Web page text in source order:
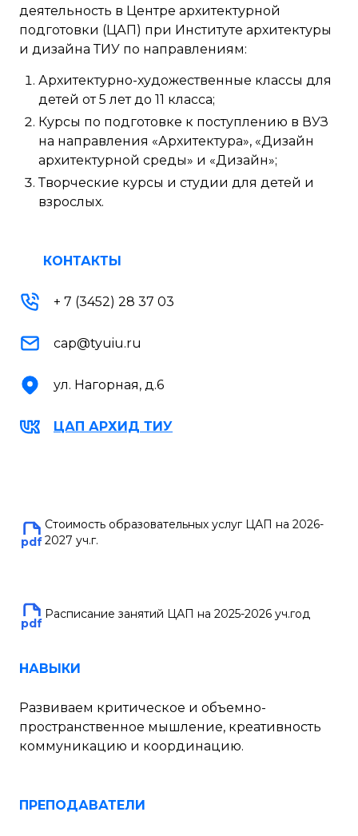
деятельность в Центре архитектурной
подготовки (ЦАП) при Институте архитектуры
и дизайна ТИУ по направлениям:
Архитектурно-художественные классы для
детей от 5 лет до 11 класса;
Курсы по подготовке к поступлению в ВУЗ
на направления «Архитектура», «Дизайн
архитектурной среды» и «Дизайн»;
Творческие курсы и студии для детей и
взрослых.
КОНТАКТЫ
+ 7 (3452) 28 37 03
cap@tyuiu.ru
ул. Нагорная, д.6
ЦАП АРХИД ТИУ
pdf
Стоимость образовательных услуг ЦАП на 2026-
2027 уч.г.
pdf
Расписание занятий ЦАП на 2025-2026 уч.год
НАВЫКИ
Развиваем критическое и объемно-
пространственное мышление, креативность
коммуникацию и координацию.
ПРЕПОДАВАТЕЛИ